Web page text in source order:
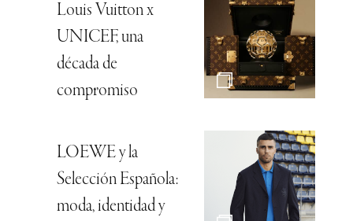
Louis Vuitton x
UNICEF, una
década de
compromiso
LOEWE y la
Selección Española:
moda, identidad y